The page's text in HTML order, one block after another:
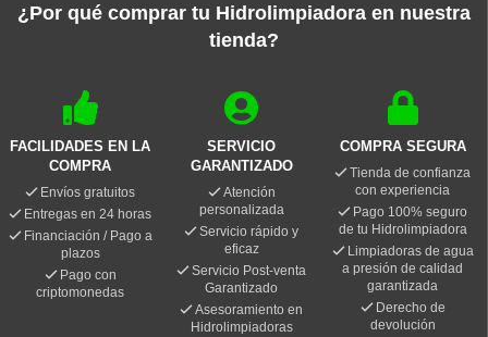
¿Por qué comprar tu Hidrolimpiadora en nuestra
tienda?
FACILIDADES EN LA
COMPRA
Envíos gratuitos
Entregas en 24 horas
Financiación / Pago a
plazos
Pago con
criptomonedas
SERVICIO
GARANTIZADO
Atención
personalizada
Servicio rápido y
eficaz
Servicio Post-venta
Garantizado
Asesoramiento en
Hidrolimpiadoras
COMPRA SEGURA
Tienda de confianza
con experiencia
Pago 100% seguro
de tu Hidrolimpiadora
Limpiadoras de agua
a presión de calidad
garantizada
Derecho de
devolución